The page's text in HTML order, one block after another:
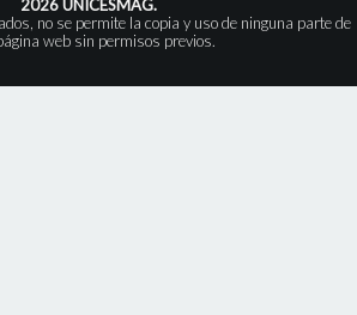
2026 UNICESMAG.
no se permite la copia y uso de ninguna parte de
web sin permisos previos.